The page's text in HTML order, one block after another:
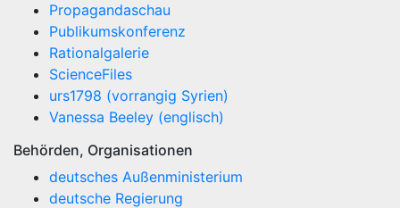
Propagandaschau
Publikumskonferenz
Rationalgalerie
ScienceFiles
urs1798 (vorrangig Syrien)
Vanessa Beeley (englisch)
Behörden, Organisationen
deutsches Außenministerium
deutsche Regierung